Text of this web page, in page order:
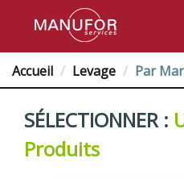
Accueil Levage Par
SÉLECTIONNER :
Produits